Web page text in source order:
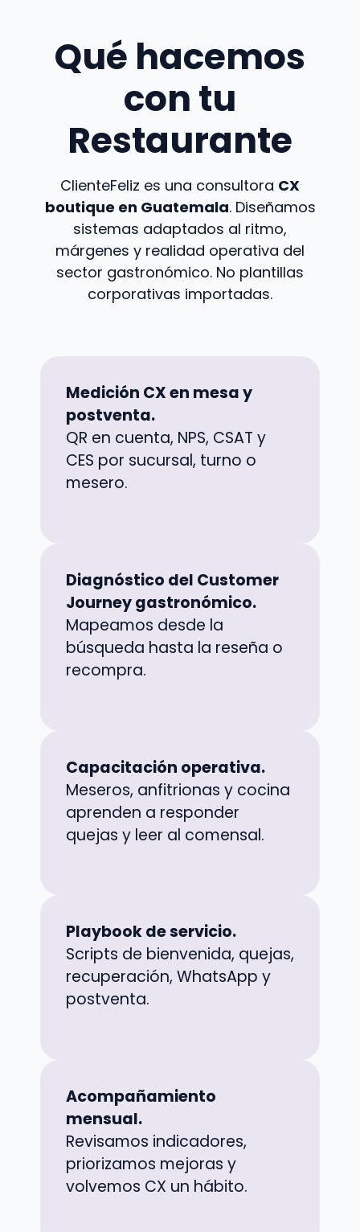
Qué hacemos
con tu
Restaurante
ClienteFeliz es una consultora CX
boutique en Guatemala. Diseñamos
sistemas adaptados al ritmo,
márgenes y realidad operativa del
sector gastronómico. No plantillas
corporativas importadas.
Medición CX en mesa y
postventa.
QR en cuenta, NPS, CSAT y
CES por sucursal, turno o
mesero.
Diagnóstico del Customer
Journey gastronómico.
Mapeamos desde la
búsqueda hasta la reseña o
recompra.
Capacitación operativa.
Meseros, anfitrionas y cocina
aprenden a responder
quejas y leer al comensal.
Playbook de servicio.
Scripts de bienvenida, quejas,
recuperación, WhatsApp y
postventa.
Acompañamiento
mensual.
Revisamos indicadores,
priorizamos mejoras y
volvemos CX un hábito.